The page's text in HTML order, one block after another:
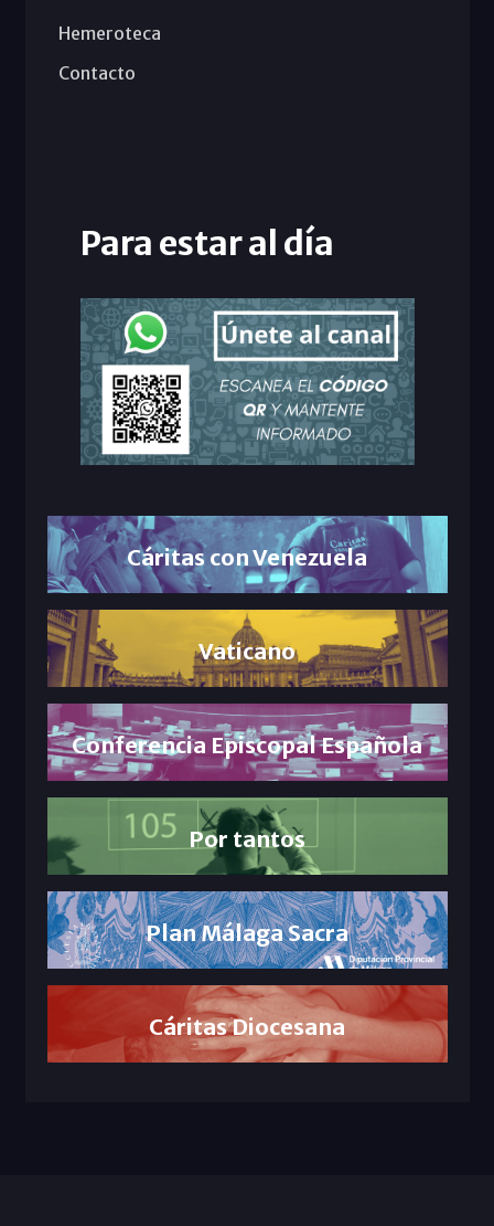
Hemeroteca
Contacto
Para estar al día
Cáritas con Venezuela
Vaticano
Conferencia Episcopal Española
Por tantos
Plan Málaga Sacra
Cáritas Diocesana